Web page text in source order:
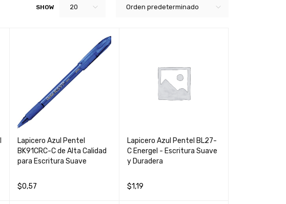
Orden predeterminado
SHOW 20
Lapicero Azul Pentel
BK91CRC-C de Alta Calidad
para Escritura Suave
$0,57
Lapicero Azul Pentel BL27-
C Energel - Escritura Suave
y Duradera
$1,19